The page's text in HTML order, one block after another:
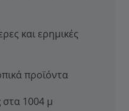
και ερημικές
προϊόντα
στα 1004 μ